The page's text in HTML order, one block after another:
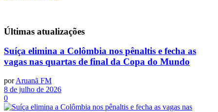
Últimas atualizações
Suíça elimina a Colômbia nos pênaltis e fecha as
vagas nas quartas de final da Copa do Mundo
por Aruanã FM
8 de julho de 2026
0